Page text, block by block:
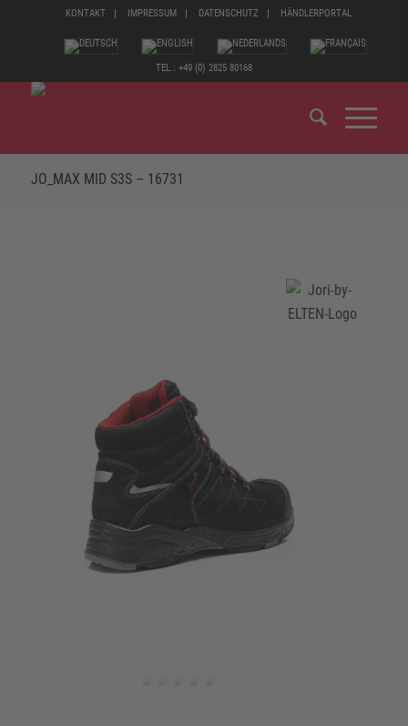
KONTAKT IMPRESSUM DATENSCHUTZ HÄNDLERPORTAL
TEL.: +49 (0) 2825 80168
JO_MAX MID S3S – 16731